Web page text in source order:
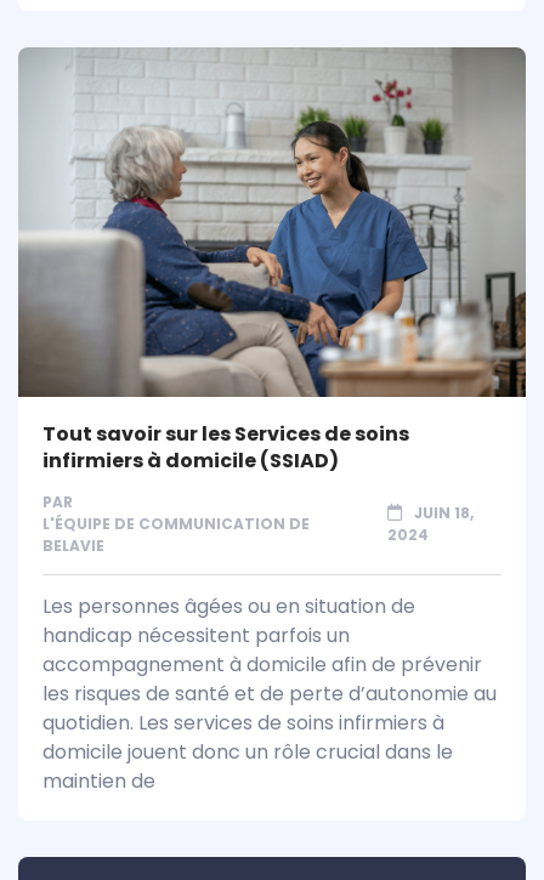
Tout savoir sur les Services de soins
infirmiers à domicile (SSIAD)
PAR
L'ÉQUIPE DE COMMUNICATION DE
BELAVIE
JUIN 18,
2024
Les personnes âgées ou en situation de
handicap nécessitent parfois un
accompagnement à domicile afin de prévenir
les risques de santé et de perte d’autonomie au
quotidien. Les services de soins infirmiers à
domicile jouent donc un rôle crucial dans le
maintien de